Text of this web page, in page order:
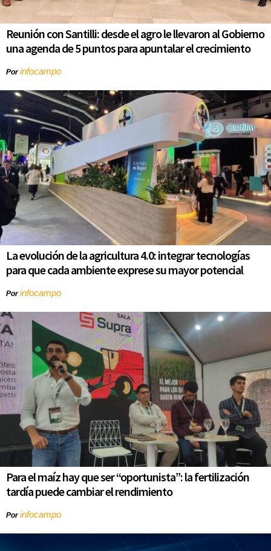
Reunión con Santilli: desde el agro le llevaron al Gobierno
una agenda de 5 puntos para apuntalar el crecimiento
Porinfocampo
La evolución de la agricultura 4.0: integrar tecnologías
para que cada ambiente exprese su mayor potencial
Porinfocampo
Para el maíz hay que ser “oportunista”: la fertilización
tardía puede cambiar el rendimiento
Porinfocampo